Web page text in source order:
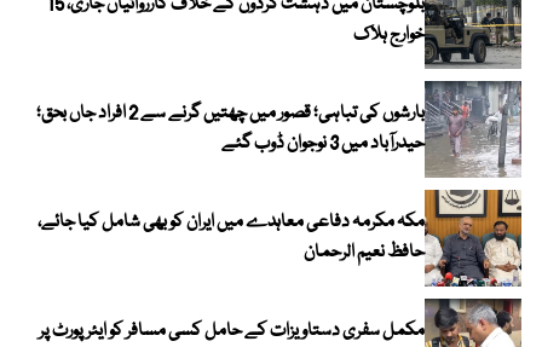
خوارج ہلاک
بارشوں کی تباہی؛ قصور میں چھتیں گرنے سے 2 افراد جاں بحق؛
حیدرآباد میں 3 نوجوان ڈوب گئے
مکہ مکرمہ دفاعی معاہدے میں ایران کو بھی شامل کیا جائے،
حافظ نعیم الرحمان
مکمل سفری دستاویزات کے حامل کسی مسافر کو ایئرپورٹ پر